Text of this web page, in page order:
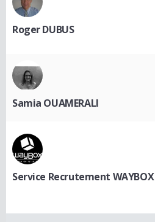
Roger DUBUS
Samia OUAMERALI
Service Recrutement WAYBOX